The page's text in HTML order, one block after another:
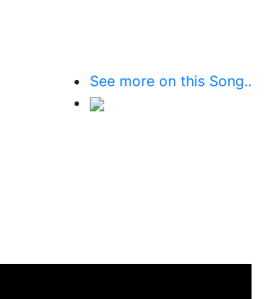
See more on this Song..